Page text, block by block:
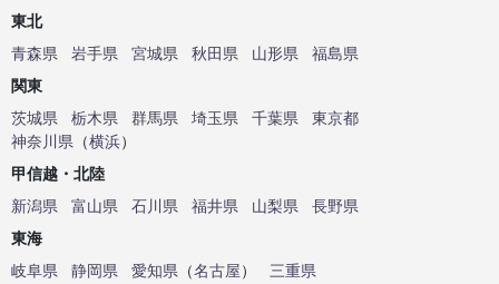
東北
青森県
岩手県 宮城県 秋田県 山形県
福島県
関東
茨城県
栃木県 群馬県 埼玉県 千葉県
東京都
神奈川県 （横浜）
甲信越・北陸
新潟県
富山県 石川県 福井県 山梨県
長野県
東海
岐阜県
静岡県 愛知県 （名古屋）
三重県